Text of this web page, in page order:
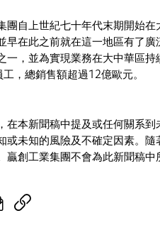
團自上世紀七十年代末期開始
早在此之前就在這一地區有了
一，並為實現業務在大中華區
，總銷售額超過12億歐元。
在本新聞稿中提及或任何關系
或未知的風險及不確定因素。
贏創工業集團不會為此新聞稿中